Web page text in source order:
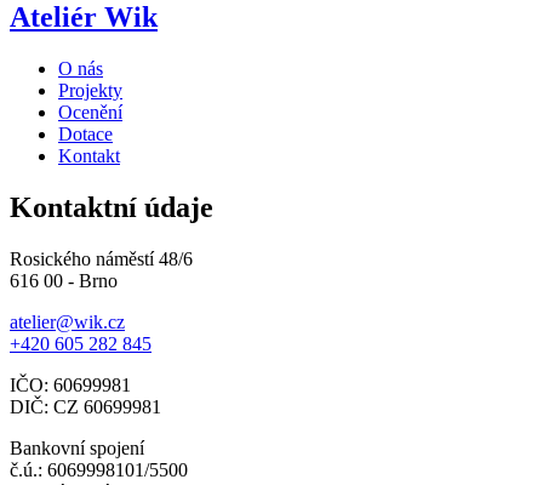
Ateliér Wik
O nás
Projekty
Ocenění
Dotace
Kontakt
Kontaktní údaje
Rosického náměstí 48/6
616 00 - Brno
atelier@wik.cz
+420 605 282 845
IČO: 60699981
DIČ: CZ 60699981
Bankovní spojení
č.ú.: 6069998101/5500